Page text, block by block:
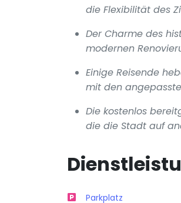
die Flexibilität des
Der Charme des
modernen
Einige Reisende
mit den
Die kostenlos
die die Stadt auf
Parkplatz